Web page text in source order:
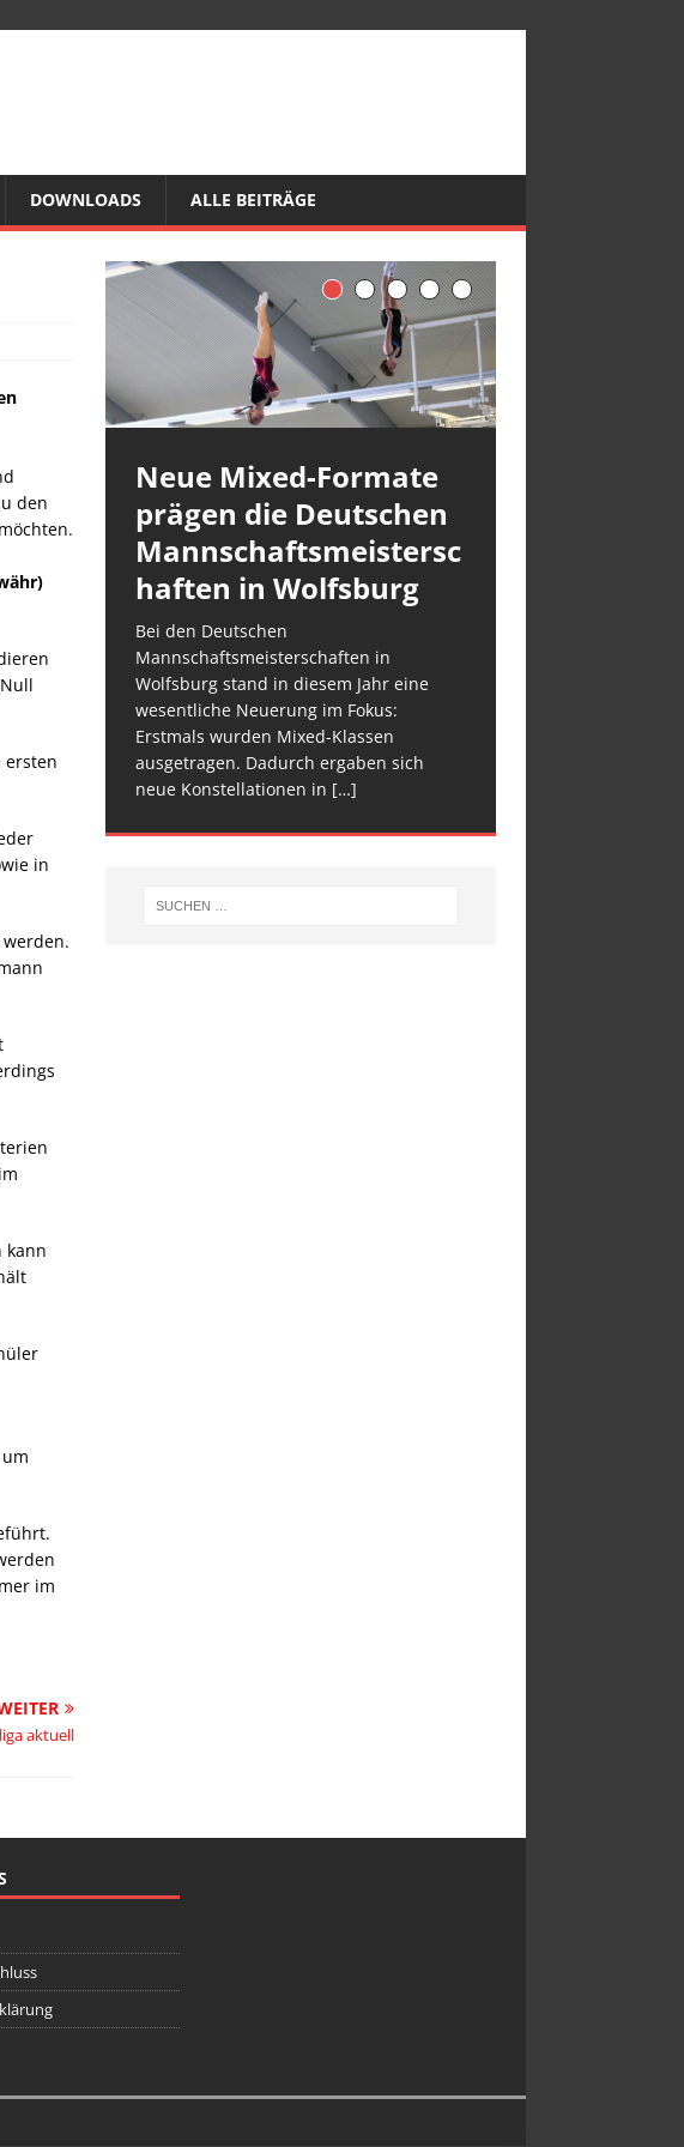
DOWNLOADS ALLE BEITRÄGE
den
ersten
in
kann
im
aktuell
Neue Mixed-Formate
prägen die Deutschen
Mannschaftsmeistersc
haften in Wolfsburg
Bei den Deutschen
Mannschaftsmeisterschaften in
Wolfsburg stand in diesem Jahr eine
wesentliche Neuerung im Fokus:
Erstmals wurden Mixed-Klassen
ausgetragen. Dadurch ergaben sich
neue Konstellationen in […]